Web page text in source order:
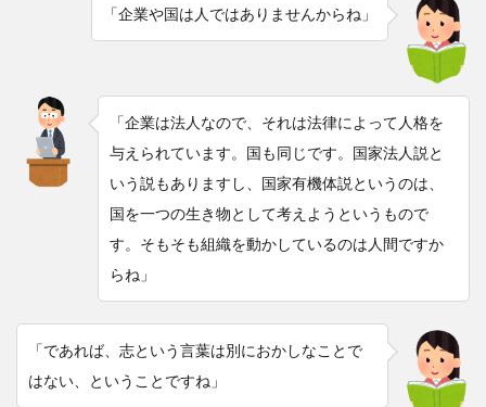
「企業や国は人ではありませんからね」
「企業は法人なので、それは法律によって人格を
与えられています。国も同じです。国家法人説と
いう説もありますし、国家有機体説というのは、
国を一つの生き物として考えようというもので
す。そもそも組織を動かしているのは人間ですか
らね」
「であれば、志という言葉は別におかしなことで
はない、ということですね」